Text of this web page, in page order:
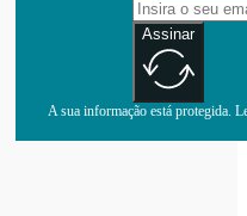
Assinar
A sua informação está protegida.